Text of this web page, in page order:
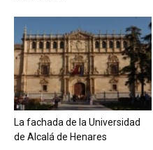
La fachada de la Universidad
de Alcalá de Henares